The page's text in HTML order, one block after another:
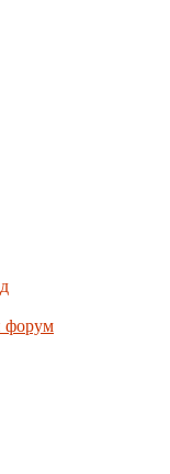
форум